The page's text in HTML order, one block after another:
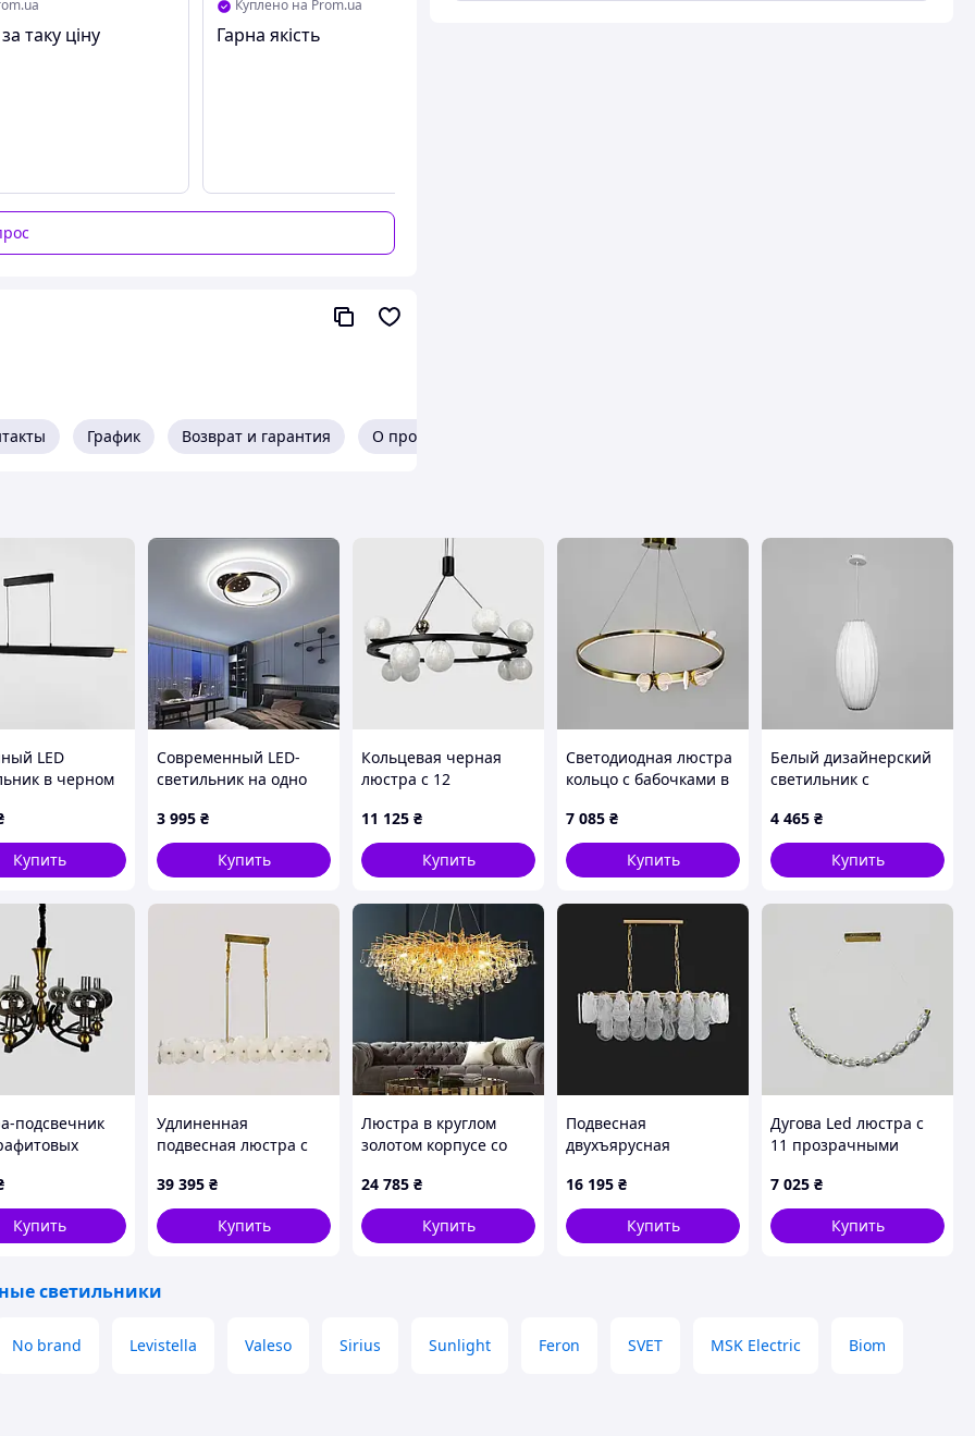
таку ціну
Куплено на Prom.ua
Гарна якість
Куплено на Prom.ua Куплено на
График Возврат и гарантия О продавце
LED
в черном
декором
Купить
Современный LED-
светильник на одно
3 995 ₴
Купить
Кольцевая черная
люстра с 12
плафонами G9 Ø57 см
11 125 ₴
Купить
Светодиодная люстра
кольцо с бабочками в
см
7 085 ₴
Купить
Белый дизайнерский
светильник с
овальным абажуром
Ø28x55 см
4 465 ₴
Купить
подсвечник
Купить
Удлиненная
подвесная люстра с
пластинами в
латунном каркасе 120
см
39 395 ₴
Купить
Люстра в круглом
золотом корпусе со
подвесами Ø 100 см
24 785 ₴
Купить
Подвесная
двухъярусная
Cloud 90х30х35 см
16 195 ₴
Купить
Дугова Led люстра с
11 прозрачными
шариками в корпусе
90 см
7 025 ₴
Купить
светильники
No brand Levistella Valeso Sirius Sunlight Feron SVET MSK Electric Biom